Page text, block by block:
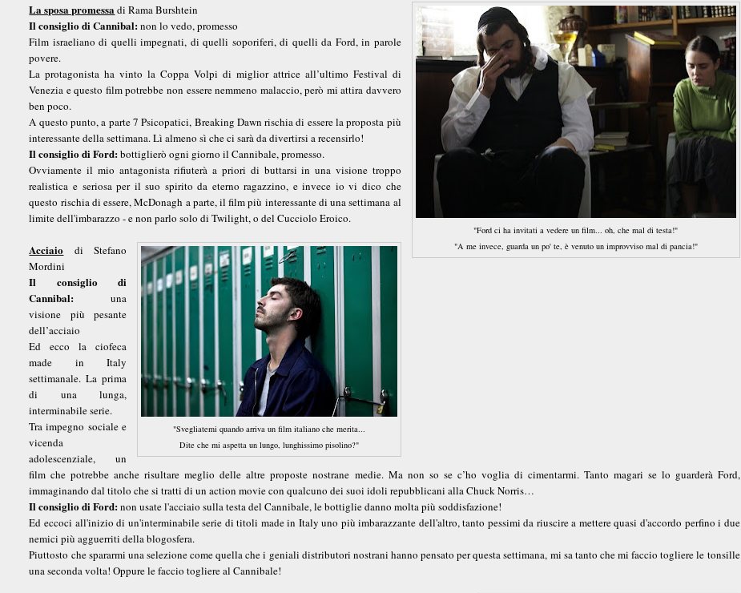
"Ford ci ha invitati a vedere un film... oh, che mal di testa!"
"A me invece, guarda un po' te, è venuto un improvviso mal di pancia!"
La sposa promessa di Rama Burshtein
Il consiglio di Cannibal:non lo vedo, promesso
Film israeliano di quelli impegnati, di quelli soporiferi, di quelli da Ford, in parole
povere.
La protagonista ha vinto la Coppa Volpi di miglior attrice all’ultimo Festival di
Venezia e questo film potrebbe non essere nemmeno malaccio, però mi attira davvero
ben poco.
A questo punto, a parte 7 Psicopatici, Breaking Dawn rischia di essere la proposta più
interessante della settimana. Lì almeno sì che ci sarà da divertirsi a recensirlo!
Il consiglio di Ford:bottiglierò ogni giorno il Cannibale, promesso.
Ovviamente il mio antagonista rifiuterà a priori di buttarsi in una visione troppo
realistica e seriosa per il suo spirito da eterno ragazzino, e invece io vi dico che
questo rischia di essere, McDonagh a parte, il film più interessante di una settimana al
limite dell'imbarazzo - e non parlo solo di Twilight, o del Cucciolo Eroico.
"Svegliatemi quando arriva un film italiano che merita...
Dite che mi aspetta un lungo, lunghissimo pisolino?"
Acciaio di Stefano
Mordini
Il consiglio di
Cannibal: una
visione più pesante
dell’acciaio
Ed ecco la ciofeca
made in Italy
settimanale. La prima
di una lunga,
interminabile serie.
Tra impegno sociale e
vicenda
adolescenziale, un
film che potrebbe anche risultare meglio delle altre proposte nostrane medie. Ma non so se c’ho voglia di cimentarmi. Tanto magari se lo guarderà Ford,
immaginando dal titolo che si tratti di un action movie con qualcuno dei suoi idoli repubblicani alla Chuck Norris…
Il consiglio di Ford:non usate l'acciaio sulla testa del Cannibale, le bottiglie danno molta più soddisfazione!
Ed eccoci all'inizio di un'interminabile serie di titoli made in Italy uno più imbarazzante dell'altro, tanto pessimi da riuscire a mettere quasi d'accordo perfino i due
nemici più agguerriti della blogosfera.
Piuttosto che spararmi una selezione come quella che i geniali distributori nostrani hanno pensato per questa settimana, mi sa tanto che mi faccio togliere le tonsille
una seconda volta! Oppure le faccio togliere al Cannibale!